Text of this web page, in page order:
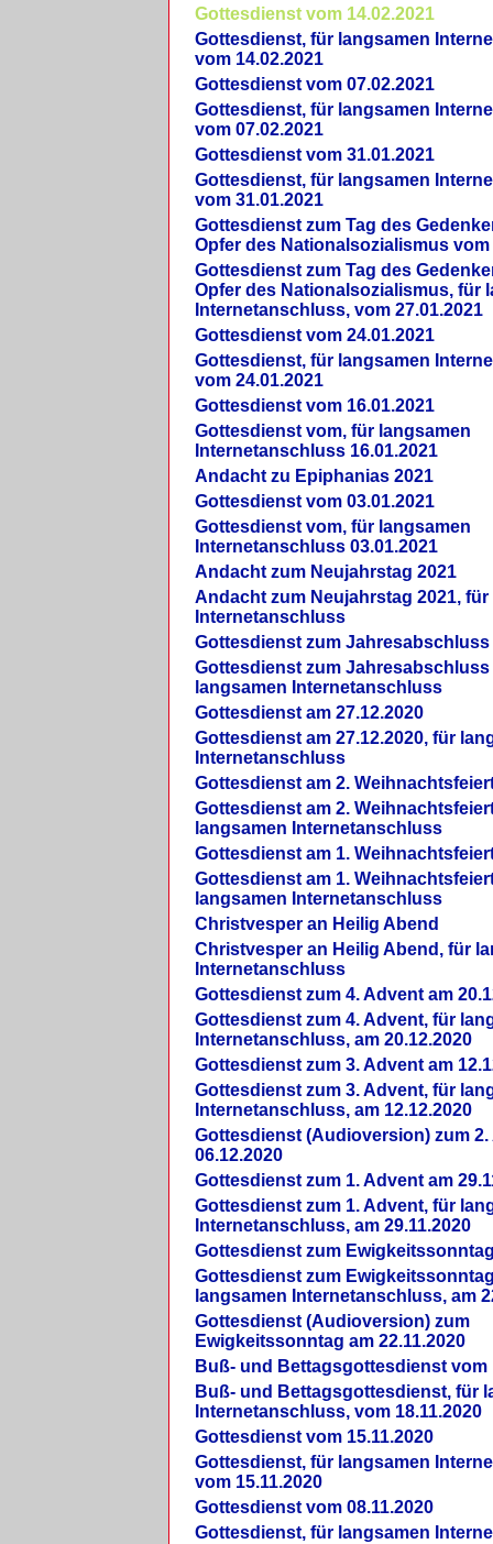
Gottesdienst vom 14.02.2021
Gottesdienst, für langsamen
vom 14.02.2021
Gottesdienst vom 07.02.2021
Gottesdienst, für langsamen
vom 07.02.2021
Gottesdienst vom 31.01.2021
Gottesdienst, für langsamen
vom 31.01.2021
Gottesdienst zum Tag des
Opfer des Nationalsozialismus vom
Gottesdienst zum Tag des
Opfer des Nationalsozialismus, für
Internetanschluss, vom 27.01.2021
Gottesdienst vom 24.01.2021
Gottesdienst, für langsamen
vom 24.01.2021
Gottesdienst vom 16.01.2021
Gottesdienst vom, für langsamen
Internetanschluss 16.01.2021
Andacht zu Epiphanias 2021
Gottesdienst vom 03.01.2021
Gottesdienst vom, für langsamen
Internetanschluss 03.01.2021
Andacht zum Neujahrstag 2021
Andacht zum Neujahrstag 2021,
Internetanschluss
Gottesdienst zum Jahresabschluss
Gottesdienst zum Jahresabschluss
langsamen Internetanschluss
Gottesdienst am 27.12.2020
Gottesdienst am 27.12.2020, für
Internetanschluss
Gottesdienst am 2.
Gottesdienst am 2.
langsamen Internetanschluss
Gottesdienst am 1.
Gottesdienst am 1.
langsamen Internetanschluss
Christvesper an Heilig Abend
Christvesper an Heilig Abend, für
Internetanschluss
Gottesdienst zum 4. Advent am
Gottesdienst zum 4. Advent, für
Internetanschluss, am 20.12.2020
Gottesdienst zum 3. Advent am
Gottesdienst zum 3. Advent, für
Internetanschluss, am 12.12.2020
Gottesdienst (Audioversion) zum 2.
06.12.2020
Gottesdienst zum 1. Advent am
Gottesdienst zum 1. Advent, für
Internetanschluss, am 29.11.2020
Gottesdienst zum
Gottesdienst zum
langsamen Internetanschluss, am
Gottesdienst (Audioversion) zum
Ewigkeitssonntag am 22.11.2020
Buß- und Bettagsgottesdienst vom
Buß- und Bettagsgottesdienst, für
Internetanschluss, vom 18.11.2020
Gottesdienst vom 15.11.2020
Gottesdienst, für langsamen
vom 15.11.2020
Gottesdienst vom 08.11.2020
Gottesdienst, für langsamen